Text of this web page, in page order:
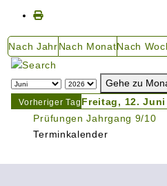
Nach JahrNach MonatNach
Gehe zu
Vorheriger Tag Freitag, 12. Juni
Prüfungen Jahrgang 9/10
Terminkalender